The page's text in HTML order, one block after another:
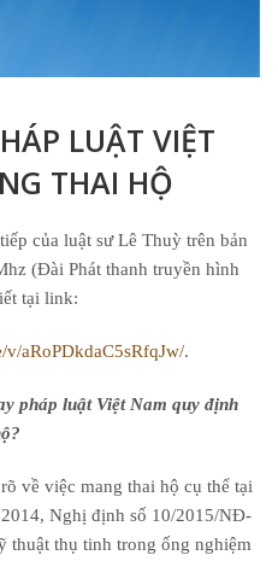
LUẬT VIỆT
THAI HỘ
của luật sư Lê Thuỳ trên bản
(Đài Phát thanh truyền hình
tại link:
aRoPDkdaC5sRfqJw/.
pháp luật Việt Nam quy định
về việc mang thai hộ cụ thể tại
Nghị định số 10/2015/NĐ-
thuật thụ tinh trong ống nghiệm